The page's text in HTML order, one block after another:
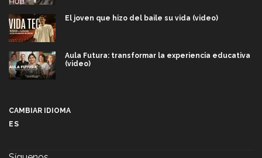
El joven que hizo del baile su vida (video)
Aula Futura: transformar la experiencia educativa
(video)
CAMBIAR IDIOMA
ES